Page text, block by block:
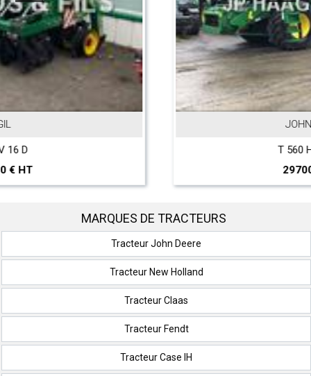
MARQUES DE TRACTEURS
Tracteur John Deere
Tracteur New Holland
Tracteur Claas
Tracteur Fendt
Tracteur Case IH